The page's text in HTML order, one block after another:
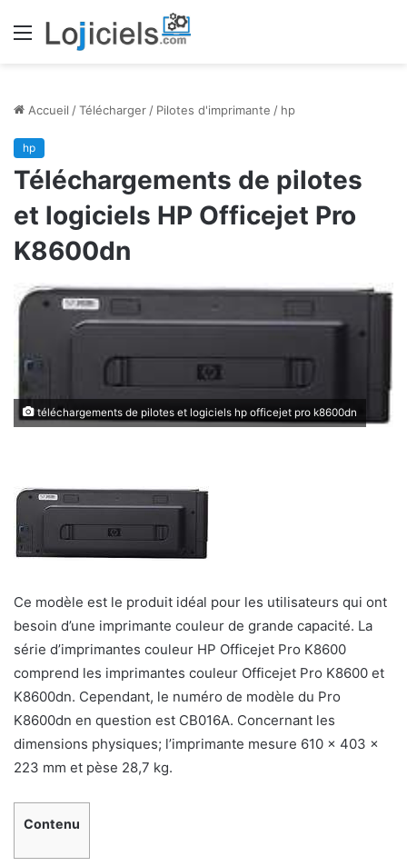
Menu
Accueil /Télécharger / Pilotes d'imprimante / hp
hp
Téléchargements de pilotes
et logiciels HP Officejet Pro
K8600dn
téléchargements de pilotes et logiciels hp officejet pro k8600dn
Ce modèle est le produit idéal pour les utilisateurs qui ont
besoin d’une imprimante couleur de grande capacité. La
série d’imprimantes couleur HP Officejet Pro K8600
comprend les imprimantes couleur Officejet Pro K8600 et
K8600dn. Cependant, le numéro de modèle du Pro
K8600dn en question est CB016A. Concernant les
dimensions physiques; l’imprimante mesure 610 x 403 x
223 mm et pèse 28,7 kg.
Contenu